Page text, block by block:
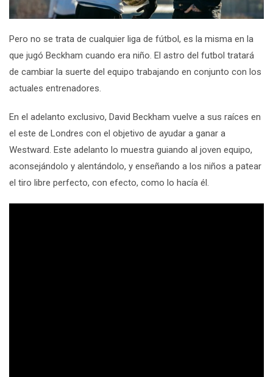
Pero no se trata de cualquier liga de fútbol, es la misma en la
que jugó Beckham cuando era niño. El astro del futbol tratará
de cambiar la suerte del equipo trabajando en conjunto con los
actuales entrenadores.
En el adelanto exclusivo, David Beckham vuelve a sus raíces en
el este de Londres con el objetivo de ayudar a ganar a
Westward. Este adelanto lo muestra guiando al joven equipo,
aconsejándolo y alentándolo, y enseñando a los niños a patear
el tiro libre perfecto, con efecto, como lo hacía él.